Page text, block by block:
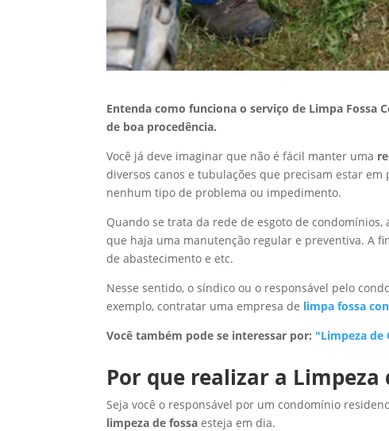
Entenda como funciona o serviço de Limpa
de boa procedência.
Você já deve imaginar que não é fácil manter uma
diversos canos e tubulações que precisam estar
nenhum tipo de problema ou impedimento.
Quando se trata da rede de esgoto de
que haja uma manutenção regular e preventiva. A
de abastecimento e etc.
Nesse sentido, o síndico ou o responsável pelo
exemplo, contratar uma empresa de limpa fossa
Você também pode se interessar por: "Limpeza de
Por que realizar a Limpeza
Seja você o responsável por um condomínio
limpeza de fossaesteja em dia.